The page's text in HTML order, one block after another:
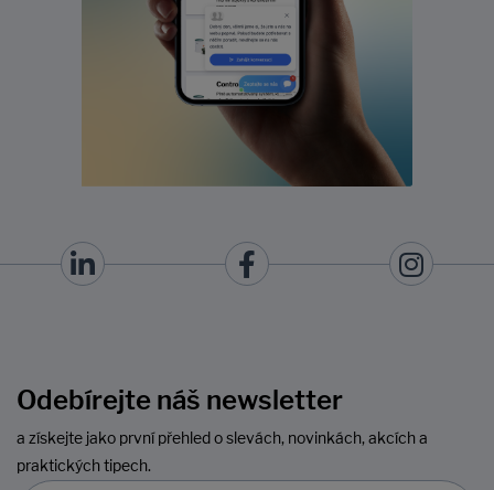
Odebírejte náš newsletter
a získejte jako první přehled o slevách, novinkách, akcích a
praktických tipech.